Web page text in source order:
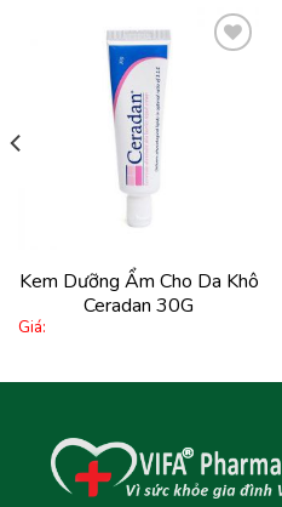
Kem Dưỡng Ẩm Cho Da Khô
Ceradan 30G
Giá: